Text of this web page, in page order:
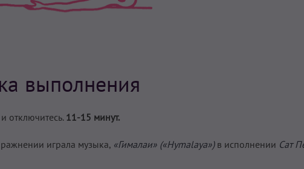
выполнения
отключитесь. 11-15 минут.
играла музыка, «Гималаи» («Hymalaya»)в исполнении Сат